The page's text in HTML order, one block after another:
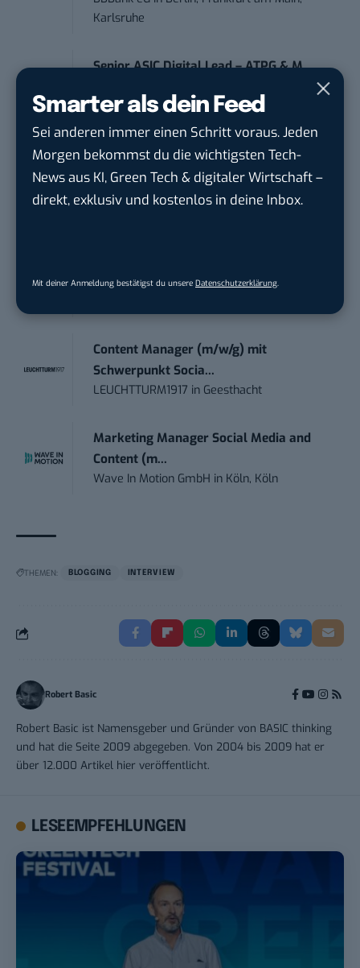
Smarter als dein Feed
Sei anderen immer einen Schritt voraus. Jeden
Morgen bekommst du die wichtigsten Tech-
News aus KI, Green Tech & digitaler Wirtschaft –
direkt, exklusiv und kostenlos in deine Inbox.
Mit deiner Anmeldung bestätigst du unsere Datenschutzerklärung
Karlsruhe
Senior ASIC Digital Lead – ATPG & M...
Volontärin / Volontär für
Kommunikation mit d...
DIHK | Deutsche Industrie- und
Handelskammerin Berlin
BBBank eGinBerlin, Frankfurt am Main,
Content Manager (m/w/g) mit
Schwerpunkt Socia...
LEUCHTTURM1917 in Geesthacht
Marketing Manager Social Media and
Content (m...
Wave In Motion GmbH in Köln, Köln
THEMEN: BLOGGING INTERVIEW
Robert Basic
Robert Basic ist Namensgeber und Gründer von BASIC thinking
und hat die Seite 2009 abgegeben. Von 2004 bis 2009 hat er
über 12.000 Artikel hier veröffentlicht.
LESEEMPFEHLUNGEN